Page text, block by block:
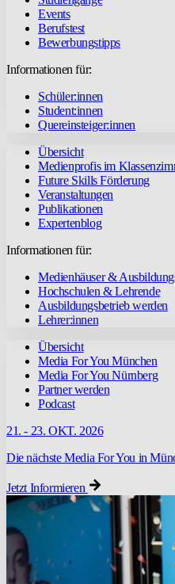
Events
Berufstest
Bewerbungstipps
Informationen für:
Schüler:innen
Student:innen
Quereinsteiger:innen
Übersicht
Medienprofis im
Future Skills Förderung
Veranstaltungen
Publikationen
Expertenblog
Informationen für:
Medienhäuser &
Hochschulen & Lehrende
Ausbildungsbetrieb werden
Lehrer:innen
Übersicht
Media For You München
Media For You Nürnberg
Partner werden
Podcast
21. - 23. OKT. 2026
Die nächste Media For You in
Jetzt Informieren